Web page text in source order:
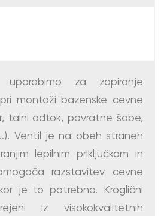
uporabimo za zapiranje
montaži bazenske cevne
talni odtok, povratne šobe,
Ventil je na obeh straneh
lepilnim priključkom in
razstavitev cevne
je to potrebno. Kroglični
iz visokokvalitetnih